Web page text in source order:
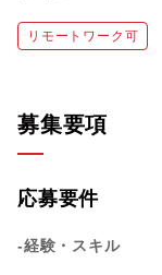
リモートワーク可
募集要項
応募要件
-経験・スキル